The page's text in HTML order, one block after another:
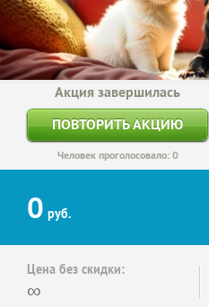
Акция завершилась
ПОВТОРИТЬ АКЦИЮ
Человек проголосовало: 0
0 руб.
Цена без скидки:
∞